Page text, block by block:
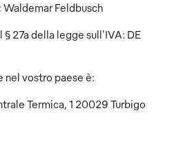
Feldbusch
27a della legge sull'IVA: DE
nel vostro paese è:
Termica, 1 20029 Turbigo